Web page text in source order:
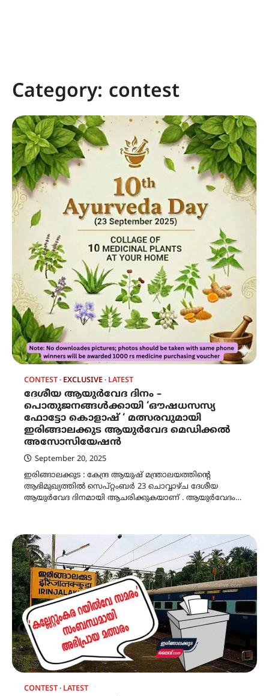
Category: contest
CONTEST EXCLUSIVE LATEST
ദേശീയ ആയുർവേദ ദിനം –
പൊതുജനങ്ങൾക്കായി ‘ഔഷധസസ്യ
ഫോട്ടോ കൊളാഷ് ‘ മത്സരവുമായി
ഇരിങ്ങാലക്കുട ആയുർവേദ മെഡിക്കൽ
അസോസിയേഷൻ
September 20, 2025
ഇരിങ്ങാലക്കുട : കേന്ദ്ര ആയുഷ് മന്ത്രാലയത്തിന്റെ
ആഭിമുഖ്യത്തിൽ സെപ്റ്റംബർ 23 ചൊവ്വാഴ്ച ദേശീയ
ആയുർവേദ ദിനമായി ആചരിക്കുകയാണ് . ആയുർവേദം…
CONTEST LATEST